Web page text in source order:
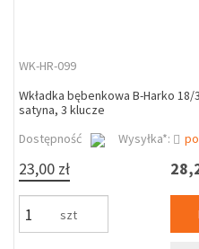
WK-HR-099
Wkładka bębenkowa B-Harko
satyna, 3 klucze
Dostępność
Wysyłka*:
23,00 zł
szt